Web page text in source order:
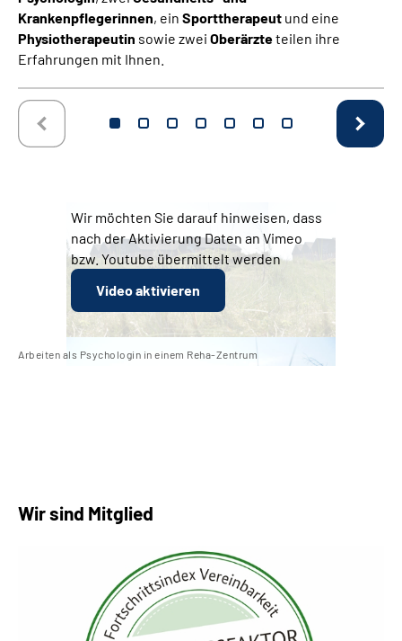
Krankenpflegerinnen, ein Sporttherapeut und eine
Physiotherapeutin sowie zwei Oberärzteteilen ihre
Erfahrungen mit Ihnen.
Wir möchten Sie darauf hinweisen, dass
nach der Aktivierung Daten an Vimeo
bzw. Youtube übermittelt werden
Video aktivieren
Arbeiten als Psychologin in einem Reha-Zentrum
Wir sind Mitglied